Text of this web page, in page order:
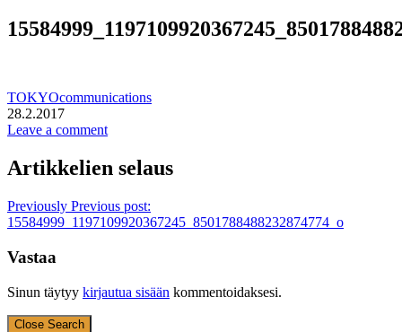
TOKYOcommunications
28.2.2017
Leave a comment
Artikkelien selaus
Previously Previous post:
15584999_1197109920367245_8501788488232874774_o
Vastaa
Sinun täytyy kirjautua sisään kommentoidaksesi.
Close Search